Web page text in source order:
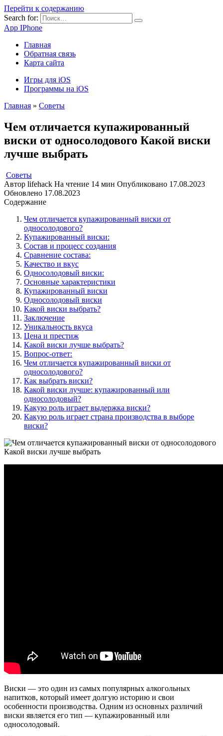
Перейти к содержанию
Search for:
App IPhone
Главная
Обратная связь
Карта сайта
Игры для iOS
Программы на iOS
Главная » Советы
Чем отличается купажированный
виски от односолодового Какой виски
лучше выбрать
Советы
Автор lifehack На чтение 14 мин Опубликовано 17.08.2023
Обновлено 17.08.2023
Содержание
Чем отличается купажированный виски от
односолодового?
Купажированный виски:
Состав и процесс создания
Сравнение состава:
Качество и вкус
Односолодовый виски:
Основные характеристики
Купажированный виски
Односолодовый виски
Какой виски выбрать?
Заключение
Уникальность вкуса
Цена и престиж
Какой виски лучше выбрать?
Вопрос-ответ:
Чем отличается купажированный виски от
односолодового?
Как выбрать виски?
Какой виски лучше: купажированный или
односолодовый?
Какую роль играет выдержка виски?
Какую роль играет страна производства в выборе
виски?
Виски — это один из самых популярных алкогольных
напитков, который имеет долгую историю и свои
особенности производства. Одним из основных различий
виски является его тип — купажированный или
односолодовый.